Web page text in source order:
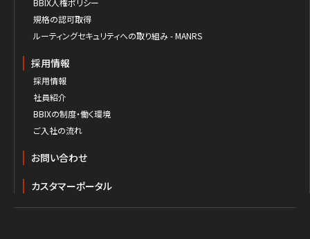
BBIX人権ポリシー
規格の認可取得
ルーティングセキュリティへの取り組み - MANRS
採用情報
採用情報
社員紹介
BBIXの制度・働く環境
ご入社の流れ
お問い合わせ
カスタマーポータル